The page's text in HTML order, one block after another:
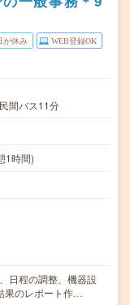
が休み WEB登録OK
間バス11分
1時間)
日程の調整、機器設
果のレポート作…